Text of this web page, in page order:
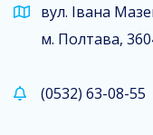
вул. Івана
м. Полтава,
(0532) 63-08-55